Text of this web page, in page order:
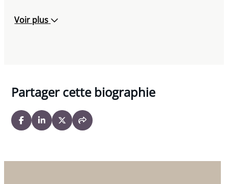
Voir plus
Partager cette biographie